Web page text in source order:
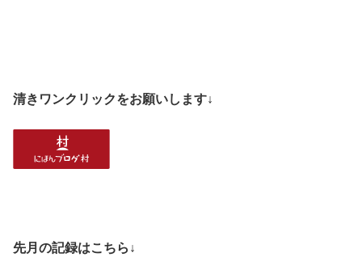
清きワンクリックをお願いします↓
先月の記録はこちら↓